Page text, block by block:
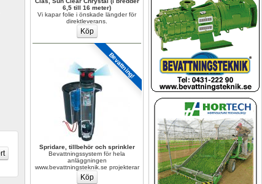
6,5 till 16 meter)
Vi kapar folie i önskade längder för
direktleverans.
Bevattning!
Spridare, tillbehör och sprinkler
Bevattningssystem för hela
anläggningen
www.bevattningsteknik.se projekterar